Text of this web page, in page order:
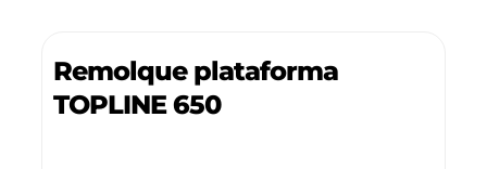
Remolque plataforma
TOPLINE 650